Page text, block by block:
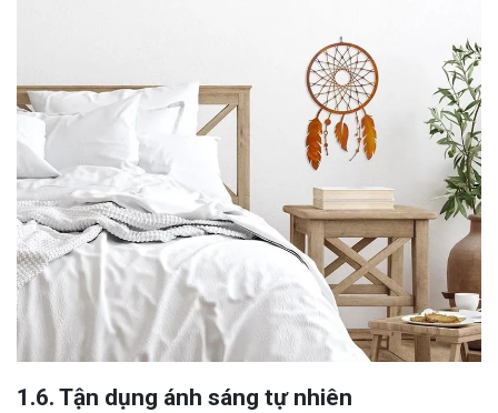
1.6. Tận dụng ánh sáng tự nhiên